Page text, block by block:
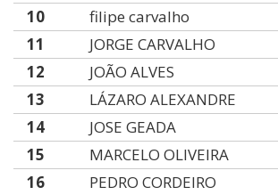
10
filipe carvalho
11
JORGE CARVALHO
12
JOÃO ALVES
13
LÁZARO ALEXANDRE
14
JOSE GEADA
15
MARCELO OLIVEIRA
16
PEDRO CORDEIRO